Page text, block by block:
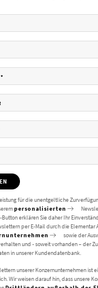
*
für die unentgeltliche
personalisierten
erklären Sie daher Ihr
per E-Mail durch die Elementar
sowie der
und - soweit vorhanden – der
in unserer Kundendatenbank.
unserer Konzernunternehmen ist
Wir weisen darauf hin, dass unsere